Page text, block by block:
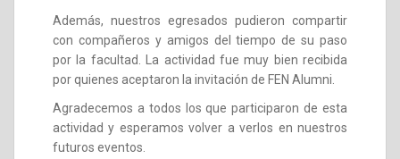
Además, nuestros egresados pudieron compartir
con compañeros y amigos del tiempo de su paso
por la facultad. La actividad fue muy bien recibida
por quienes aceptaron la invitación de FEN Alumni.
Agradecemos a todos los que participaron de esta
actividad y esperamos volver a verlos en nuestros
futuros eventos.